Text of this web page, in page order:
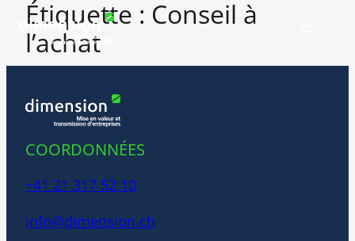
Aller
contenu
Étiquette : Conseil à
l’achat
COORDONNÉES
+41 21 317 52 10
info@dimension.ch